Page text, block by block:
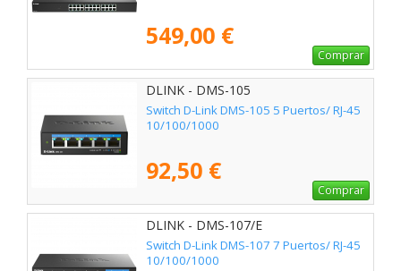
549,00 €
Comprar
DLINK - DMS-105
Switch D-Link DMS-105 5 Puertos/ RJ-45
10/100/1000
92,50 €
Comprar
DLINK - DMS-107/E
Switch D-Link DMS-107 7 Puertos/ RJ-45
10/100/1000